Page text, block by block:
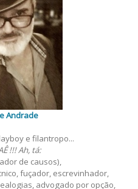
Andrade
e filantropo...
!!! Ah, tá:
de causos),
fuçador, escrevinhador,
advogado por opção,